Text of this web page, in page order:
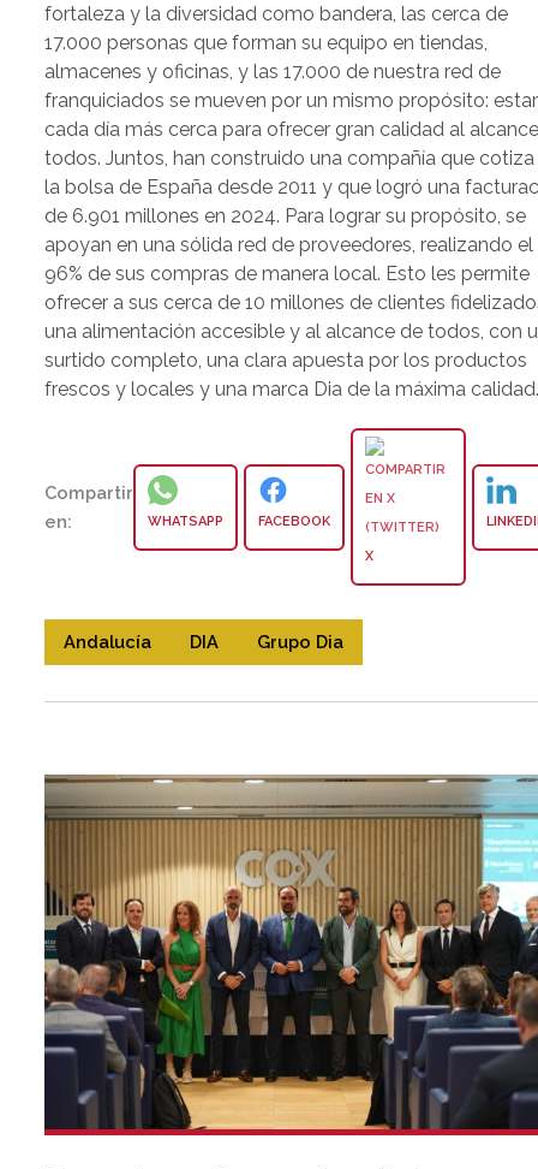
fortaleza y la diversidad como bandera, las cerca de
17.000 personas que forman su equipo en tiendas,
almacenes y oficinas, y las 17.000 de nuestra red de
franquiciados se mueven por un mismo propósito: estar
cada día más cerca para ofrecer gran calidad al
todos. Juntos, han construido una compañía que cotiza
la bolsa de España desde 2011 y que logró una
de 6.901 millones en 2024. Para lograr su propósito, se
apoyan en una sólida red de proveedores, realizando el
96% de sus compras de manera local. Esto les permite
ofrecer a sus cerca de 10 millones de clientes
una alimentación accesible y al alcance de todos, con
surtido completo, una clara apuesta por los productos
frescos y locales y una marca Dia de la máxima
Compartir
en:
WHATSAPP FACEBOOK
X
Andalucía DIA Grupo Dia